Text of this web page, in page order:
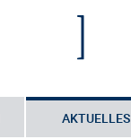
AKTUELLES